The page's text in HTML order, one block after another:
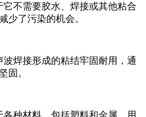
它不需要胶水、焊接或其他粘合
少了污染的机会。
波焊接形成的粘结牢固耐用，通
固。
各种材料，包括塑料和金属，用